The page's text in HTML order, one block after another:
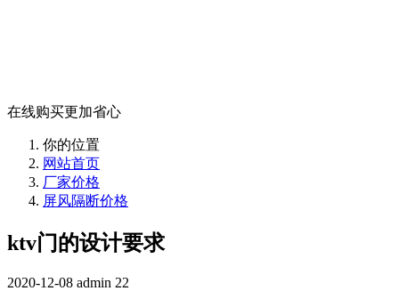
在线购买更加省心
你的位置
网站首页
厂家价格
屏风隔断价格
ktv门的设计要求
2020-12-08 admin 22